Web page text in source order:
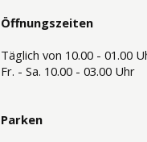
Öffnungszeiten
Täglich von 10.00 - 01.00
Fr. - Sa. 10.00 - 03.00 Uhr
Parken